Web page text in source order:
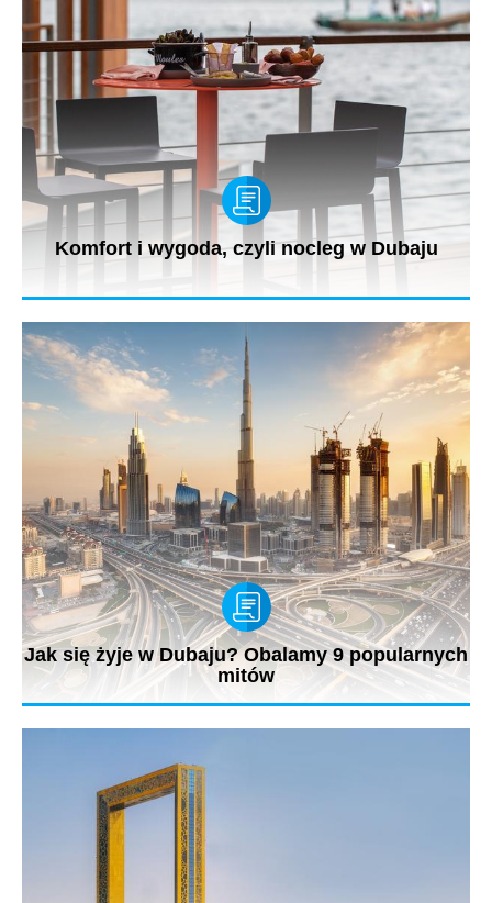
Komfort i wygoda, czyli nocleg w Dubaju
W Dubaju nie brakuje wspaniałych hoteli i apartamentów, i choć
każdemu...
Jak się żyje w Dubaju? Obalamy 9 popularnych
mitów